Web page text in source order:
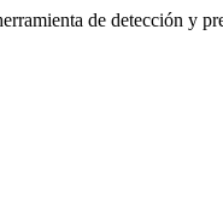
de detección y